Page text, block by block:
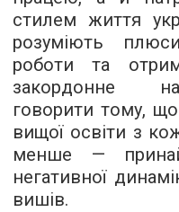
стилем життя
розуміють
роботи та
закордонне
говорити тому, що
вищої освіти з
менше —
негативної
вишів.